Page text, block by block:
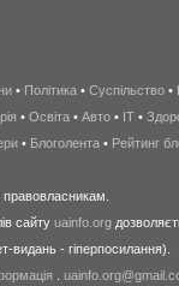
• Політика • Суспільство •
• Освіта • Авто • IT •
• Блоголента • Рейтинг
правовласникам.
сайту uainfo.org
видань - гіперпосилання).